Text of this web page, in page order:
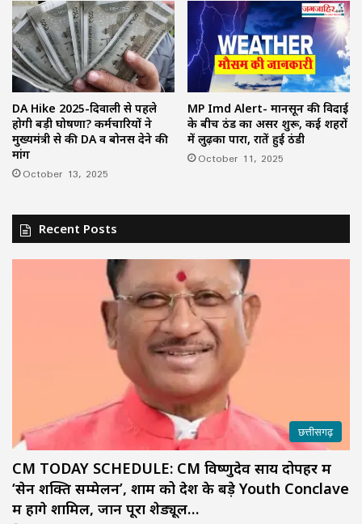
DA Hike 2025-दिवाली से पहले
होगी बड़ी घोषणा? कर्मचारियों ने
मुख्यमंत्री से की DA व बोनस देने की
मांग
October 13, 2025
MP Imd Alert- मानसून की विदाई
के बीच ठंड का असर शुरू, कई शहरों
में लुढ़का पारा, रातें हुई ठंडी
October 11, 2025
Recent Posts
छत्तीसगढ़
CM TODAY SCHEDULE: CM विष्णुदेव साय दोपहर में
‘सेन शक्ति सम्मेलन’, शाम को देश के बड़े Youth Conclave
में होंगे शामिल, जानें पूरा शेड्यूल…